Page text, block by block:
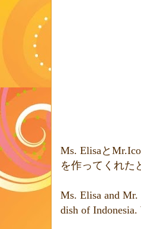
Ms. Elisaと
を作ってくれた
Ms. Elisa and Mr.
dish of Indonesia.